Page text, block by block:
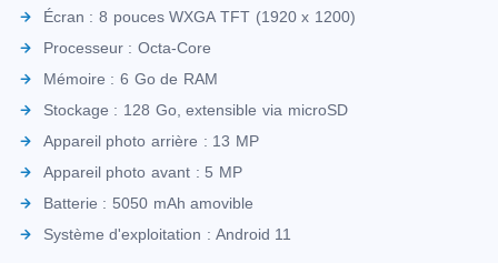
Écran : 8 pouces WXGA TFT (1920 x 1200)
Processeur : Octa-Core
Mémoire : 6 Go de RAM
Stockage : 128 Go, extensible via microSD
Appareil photo arrière : 13 MP
Appareil photo avant : 5 MP
Batterie : 5050 mAh amovible
Système d'exploitation : Android 11